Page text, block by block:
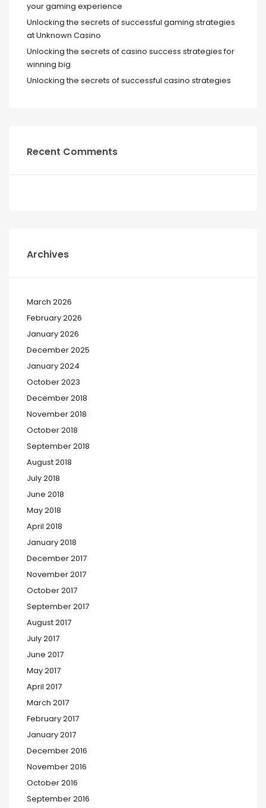
your gaming experience
Unlocking the secrets of successful gaming strategies
at Unknown Casino
Unlocking the secrets of casino success strategies for
winning big
Unlocking the secrets of successful casino strategies
Recent Comments
Archives
March 2026
February 2026
January 2026
December 2025
January 2024
October 2023
December 2018
November 2018
October 2018
September 2018
August 2018
July 2018
June 2018
May 2018
April 2018
January 2018
December 2017
November 2017
October 2017
September 2017
August 2017
July 2017
June 2017
May 2017
April 2017
March 2017
February 2017
January 2017
December 2016
November 2016
October 2016
September 2016